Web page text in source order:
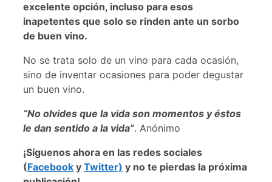
excelente opción, incluso para esos
inapetentes que solo se rinden ante un sorbo
de buen vino.
No se trata solo de un vino para cada ocasión,
sino de inventar ocasiones para poder degustar
un buen vino.
“No olvides que la vida son momentos y éstos
le dan sentido a la vida”. Anónimo
¡Síguenos ahora en las redes sociales
(Facebook y Twitter) y no te pierdas la próxima